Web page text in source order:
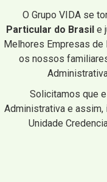
O Grupo VIDA se
Particular do Brasil e
Melhores Empresas de
os nossos
Solicitamos que
Administrativa e
Unidade